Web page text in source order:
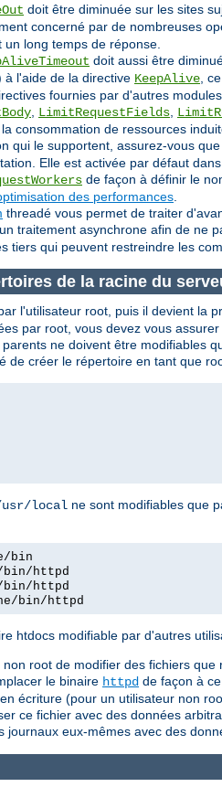
doit être diminuée sur les sites
concerné par de nombreuses
long temps de réponse.
doit aussi être
à l'aide de la directive KeepAlive ,
fournies par d'autres
LimitRequestFields
consommation de ressources
qui le supportent, assurez-vous
Elle est activée par défaut
de façon à définir le
des performances
threadé vous permet de traiter
traitement asynchrone afin de ne
tiers qui peuvent restreindre les
de la racine du
l'utilisateur root, puis il devient la
par root, vous devez vous
ne doivent être modifiables
de créer le répertoire en tant que
local ne sont modifiables que
bin
bin/httpd
bin/httpd
bin/httpd
htdocs modifiable par d'autres
root de modifier des fichiers
le binaire httpd de façon à
écriture (pour un utilisateur non
ce fichier avec des données
journaux eux-mêmes avec des